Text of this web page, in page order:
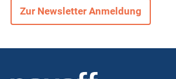
Zur Newsletter Anmeldung